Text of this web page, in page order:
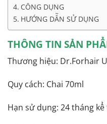
CÔNG DỤNG
HƯỚNG DẪN SỬ DỤNG
THÔNG TIN SẢN
Thương hiệu: Dr.Forhair
Quy cách: Chai 70ml
Hạn sử dụng: 24 tháng